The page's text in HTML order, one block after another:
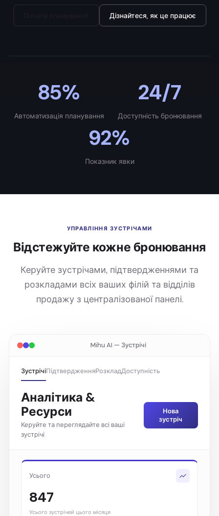
Дізнайтеся, як це працює
85%
Автоматизація планування
24/7
Доступність бронювання
92%
Показник явки
УПРАВЛІННЯ ЗУСТРІЧАМИ
Відстежуйте кожне бронювання
Керуйте зустрічами, підтвердженнями та
розкладами всіх ваших філій та відділів
продажу з централізованої панелі.
Mihu AI — Зустрічі
ЗустрічіПідтвердженняРозкладДоступність
Аналітика &
Ресурси
Керуйте та переглядайте всі ваші
зустрічі
Нова
зустріч
Усього
847
Усього зустрічей цього місяця